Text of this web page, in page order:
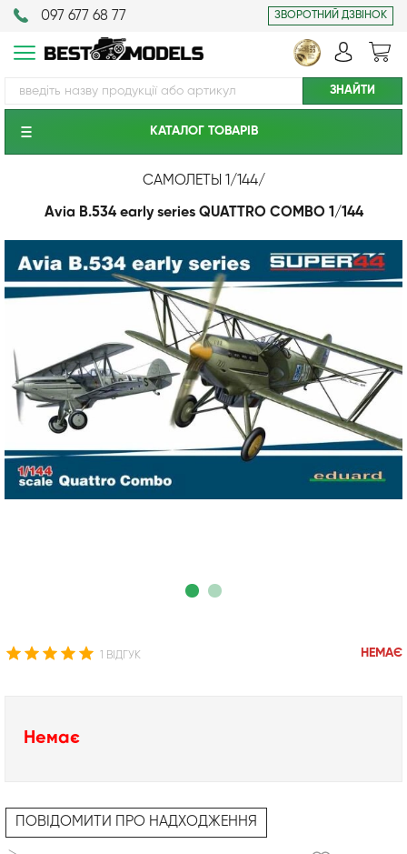
097 677 68 77 ЗВОРОТНИЙ ДЗВІНОК
КАТАЛОГ ТОВАРIВ
САМОЛЕТЫ 1/144/
Avia B.534 early series QUATTRO COMBO 1/144
1 ВІДГУК НЕМАЄ
Немає
ПОВІДОМИТИ ПРО НАДХОДЖЕННЯ